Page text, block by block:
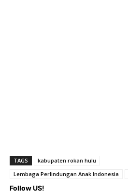
TAGS
kabupaten rokan hulu
Lembaga Perlindungan Anak Indonesia
Follow US!